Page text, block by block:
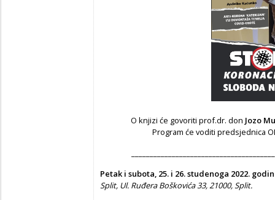
O knjizi će govoriti prof.dr. don Jozo
Program će voditi predsjednica
Petak i subota, 25. i 26. studenoga 2022.
Split, Ul. Ruđera Boškovića 33, 21000, Split.